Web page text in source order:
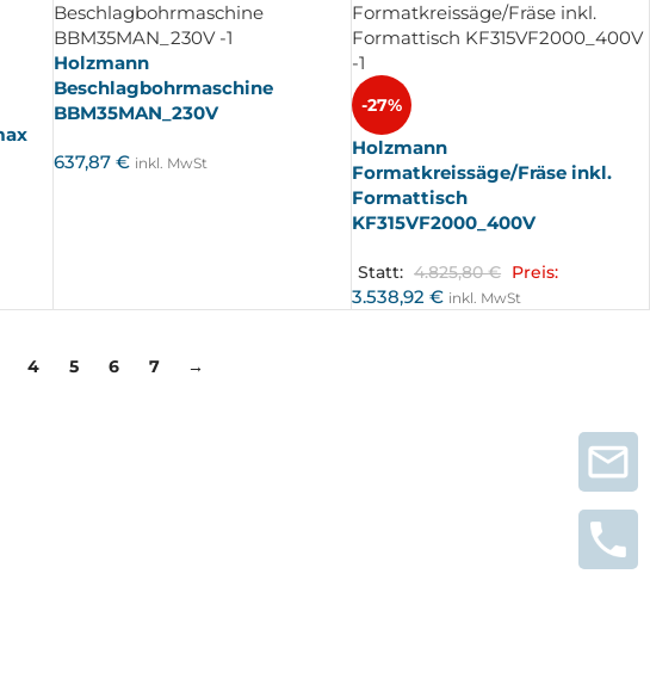
Holzmann
Beschlagbohrmaschine
BBM35MAN_230V
637,87€ inkl. MwSt
-27%
Holzmann
Formatkreissäge/Fräse inkl.
Formattisch
KF315VF2000_400V
Statt: 4.825,80€ Preis:
3.538,92€ inkl. MwSt
4 5 6 7 →